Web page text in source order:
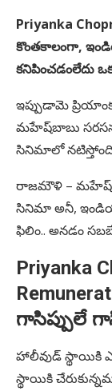
Priyanka
కొంతకాలంగా,
కనిపించడంలేదు
ఇప్పుడామె
మహేష్‌బాబు సరసన
సినిమాలో
రాజమౌళి – మహేష్
సినిమా అనీ,
ఫిలిం.. అనడం
Priyanka
గాసిప్పులే
హాలీవుడ్ స్థాయికి
స్థాయికి